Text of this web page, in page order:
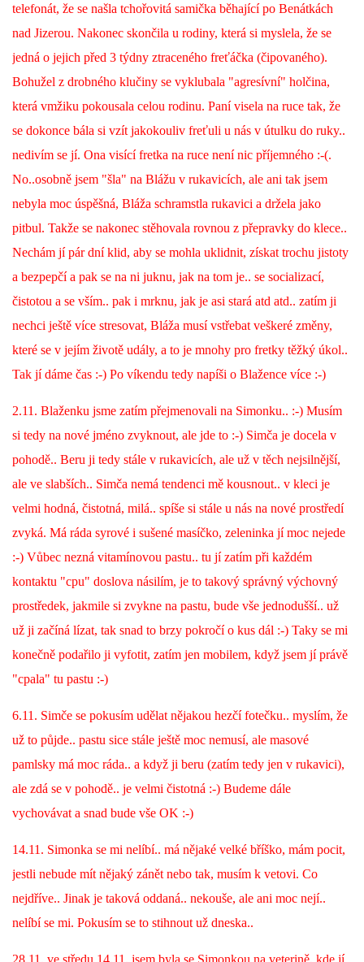
DFD - DOMOV FRETČÍCH DŮCHODCŮ
PODMÍNKY PŘEVZETÍ FRETKY.
O FRETCE
O FRETCE
NEMOCI FRETEK
JAK FRETKA BYDLÍ
CESTOVÁNÍ S FRETKOU
JEDNA ČÍ VÍCE FRETEK?
KASTRACE
STRAVA
PODPORA
E - S H O P
HISTORIE 2022
O NÁS :-)
telefonát, že se našla tchořovitá samička běhající po Benátkách
nad Jizerou. Nakonec skončila u rodiny, která si myslela, že se
jedná o jejich před 3 týdny ztraceného freťáčka (čipovaného).
Bohužel z drobného klučiny se vyklubala "agresívní" holčina,
která vmžiku pokousala celou rodinu. Paní visela na ruce tak, že
se dokonce bála si vzít jakokouliv freťuli u nás v útulku do ruky..
nedivím se jí. Ona visící fretka na ruce není nic příjemného :-(.
No..osobně jsem "šla" na Blážu v rukavicích, ale ani tak jsem
nebyla moc úspěšná, Bláža schramstla rukavici a držela jako
pitbul. Takže se nakonec stěhovala rovnou z přepravky do klece..
Nechám jí pár dní klid, aby se mohla uklidnit, získat trochu jistoty
a bezpepčí a pak se na ni juknu, jak na tom je.. se socializací,
čistotou a se vším.. pak i mrknu, jak je asi stará atd atd.. zatím ji
nechci ještě více stresovat, Bláža musí vstřebat veškeré změny,
které se v jejím životě udály, a to je mnohy pro fretky těžký úkol..
Tak jí dáme čas :-) Po víkendu tedy napíši o Blažence více :-)
2.11. Blaženku jsme zatím přejmenovali na Simonku.. :-) Musím
si tedy na nové jméno zvyknout, ale jde to :-) Simča je docela v
pohodě.. Beru ji tedy stále v rukavicích, ale už v těch nejsilnější,
ale ve slabších.. Simča nemá tendenci mě kousnout.. v kleci je
velmi hodná, čistotná, milá.. spíše si stále u nás na nové prostředí
zvyká. Má ráda syrové i sušené masíčko, zeleninka jí moc nejede
:-) Vůbec nezná vitamínovou pastu.. tu jí zatím při každém
kontaktu "cpu" doslova násilím, je to takový správný výchovný
prostředek, jakmile si zvykne na pastu, bude vše jednodušší.. už
už ji začíná lízat, tak snad to brzy pokročí o kus dál :-) Taky se mi
konečně podařilo ji vyfotit, zatím jen mobilem, když jsem jí právě
"cpala" tu pastu :-)
6.11. Simče se pokusím udělat nějakou hezčí fotečku.. myslím, že
už to půjde.. pastu sice stále ještě moc nemusí, ale masové
pamlsky má moc ráda.. a když ji beru (zatím tedy jen v rukavici),
ale zdá se v pohodě.. je velmi čistotná :-) Budeme dále
vychovávat a snad bude vše OK :-)
14.11. Simonka se mi nelíbí.. má nějaké velké bříško, mám pocit,
jestli nebude mít nějaký zánět nebo tak, musím k vetovi. Co
nejdříve.. Jinak je taková oddaná.. nekouše, ale ani moc nejí..
nelíbí se mi. Pokusím se to stihnout už dneska..
28.11. ve středu 14.11. jsem byla se Simonkou na veterině, kde jí